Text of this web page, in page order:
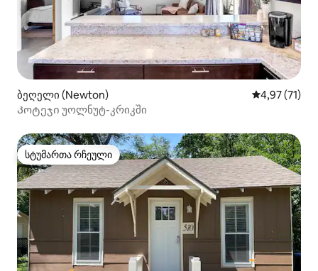
ბეღელი (Newton) საშუალო
4,97 (71)
Კოტეჯი უოლნუტ-კრიკში
სტუმართა რჩეული
სტუმართა რჩეული